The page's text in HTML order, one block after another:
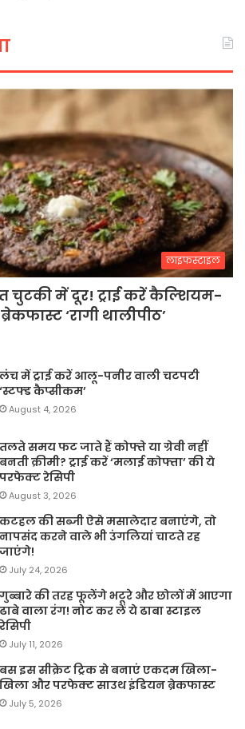
लाइफस्टाइल
चुटकी में दूर! ट्राई करें कैल्शियम-
‘रागी थालीपीठ’
लंच में ट्राई करें आलू-पनीर वाली चटपटी
‘स्टफ्ड कैप्सीकम’
August 4, 2026
तलते समय फट जाते हैं कोफ्ते या ग्रेवी नहीं
बनती क्रीमी? ट्राई करें ‘मलाई कोफ्ता’ की ये
परफेक्ट रेसिपी
August 3, 2026
कटहल की सब्जी ऐसे मसालेदार बनाएंगे, तो
नापसंद करने वाले भी उंगलियां चाटते रह
जाएंगे!
July 24, 2026
गुब्बारे की तरह फूलेंगे भटूरे और छोलों में आएगा
ढाबे वाला रंग! नोट कर लें ये ढाबा स्टाइल
रेसिपी
July 11, 2026
बस इस सीक्रेट ट्रिक से बनाएं एकदम खिला-
खिला और परफेक्ट साउथ इंडियन ब्रेकफास्ट
July 5, 2026